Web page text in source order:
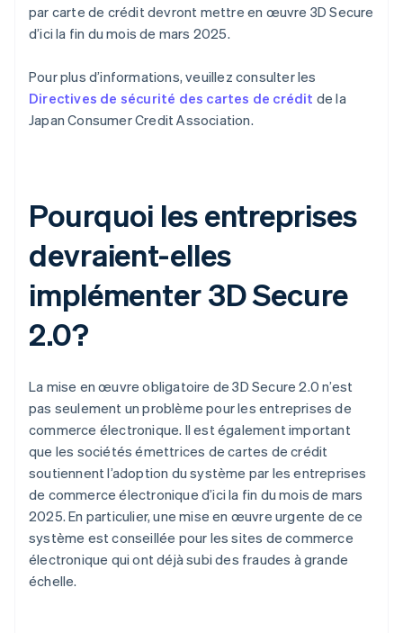
par carte de crédit devront mettre en œuvre 3D Secure
d’ici la fin du mois de mars 2025.
Pour plus d’informations, veuillez consulter les
Directives de sécurité des cartes de crédit de la
Japan Consumer Credit Association.
Pourquoi les entreprises
devraient-elles
implémenter 3D Secure
2.0?
La mise en œuvre obligatoire de 3D Secure 2.0 n’est
pas seulement un problème pour les entreprises de
commerce électronique. Il est également important
que les sociétés émettrices de cartes de crédit
soutiennent l’adoption du système par les entreprises
de commerce électronique d’ici la fin du mois de mars
2025. En particulier, une mise en œuvre urgente de ce
système est conseillée pour les sites de commerce
électronique qui ont déjà subi des fraudes à grande
échelle.